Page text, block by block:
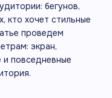
бегунов,
кто хочет стильные
проведем
экран,
и повседневные